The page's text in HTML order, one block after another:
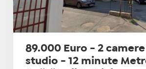
89.000 Euro - 2
studio - 12 minute